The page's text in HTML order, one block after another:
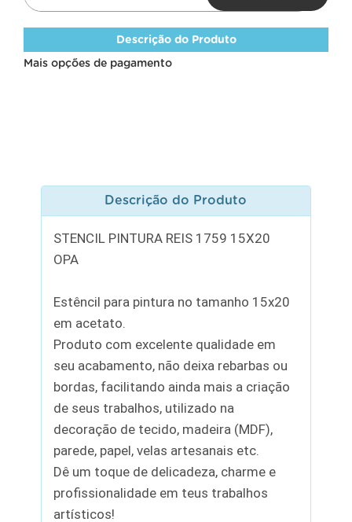
Descrição do Produto
Mais opções de pagamento
Descrição do Produto
STENCIL PINTURA REIS 1759 15X20
OPA
Estêncil para pintura no tamanho 15x20
em acetato.
Produto com excelente qualidade em
seu acabamento, não deixa rebarbas ou
bordas, facilitando ainda mais a criação
de seus trabalhos, utilizado na
decoração de tecido, madeira (MDF),
parede, papel, velas artesanais etc.
Dê um toque de delicadeza, charme e
profissionalidade em teus trabalhos
artísticos!